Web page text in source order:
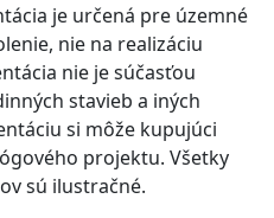
je určená pre územné
nie na realizáciu
nie je súčasťou
stavieb a iných
si môže kupujúci
projektu. Všetky
sú ilustračné.